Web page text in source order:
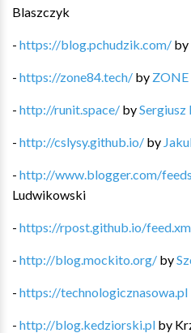
Blaszczyk
- https://blog.pchudzik.com/ by
- https://zone84.tech/ by ZONE
- http://runit.space/ bySergiusz
- http://cslysy.github.io/ by
- http://www.blogger.com/
Ludwikowski
- https://rpost.github.io/
- http://blog.mockito.org/ by
- https://technologicznasowa.pl
- http://blog.kedziorski.pl by